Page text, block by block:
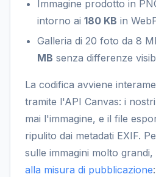
Immagine prodotto in
intorno ai 180 KB in
Galleria di 20 foto da 8
MB senza differenze
La codifica avviene
tramite l'API Canvas: i
mai l'immagine, e il file
ripulito dai metadati EXIF.
sulle immagini molto grandi,
alla misura di pubblicazione